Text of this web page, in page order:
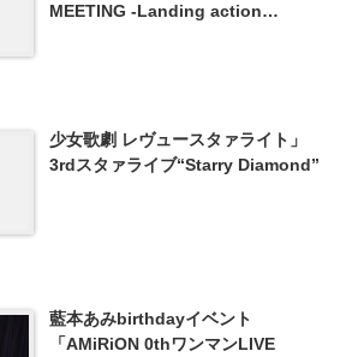
MEETING -Landing action
少女歌劇 レヴュースタァライト」
3rdスタァライブ“Starry Diamond”
藍本あみbirthdayイベント
「AMiRiON 0thワンマンLIVE